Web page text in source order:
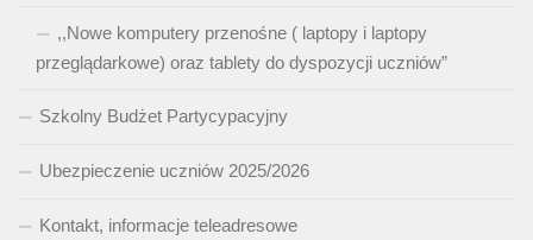
,,Nowe komputery przenośne ( laptopy i laptopy
przeglądarkowe) oraz tablety do dyspozycji uczniów”
Szkolny Budżet Partycypacyjny
Ubezpieczenie uczniów 2025/2026
Kontakt, informacje teleadresowe